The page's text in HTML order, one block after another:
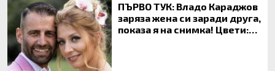
ПЪРВО ТУК: Владо Караджов
заряза жена си заради друга,
показа я на снимка! Цвети: